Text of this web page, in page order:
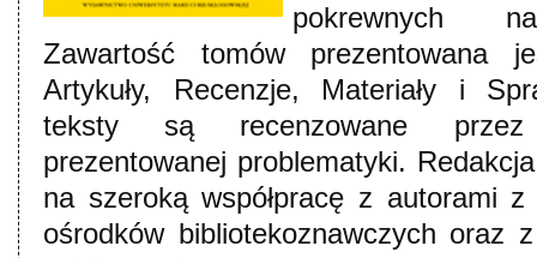
pokrewnych
Zawartość tomów prezentowana
Artykuły, Recenzje, Materiały i
teksty są recenzowane przez
prezentowanej problematyki.
na szeroką współpracę z autorami
ośrodków bibliotekoznawczych oraz